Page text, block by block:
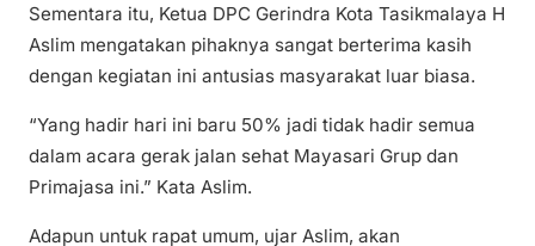
Sementara itu, Ketua DPC Gerindra Kota Tasikmalaya H
Aslim mengatakan pihaknya sangat berterima kasih
dengan kegiatan ini antusias masyarakat luar biasa.
“Yang hadir hari ini baru 50% jadi tidak hadir semua
dalam acara gerak jalan sehat Mayasari Grup dan
Primajasa ini.” Kata Aslim.
Adapun untuk rapat umum, ujar Aslim, akan